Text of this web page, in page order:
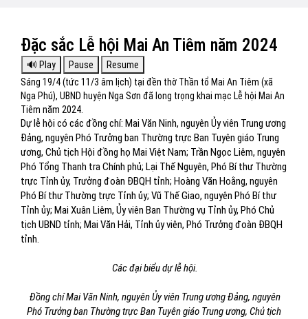
Đặc sắc Lễ hội Mai An Tiêm năm 2024
Sáng 19/4 (tức 11/3 âm lịch) tại đền thờ Thần tổ Mai An Tiêm (xã
Nga Phú), UBND huyện Nga Sơn đã long trọng khai mạc Lễ hội Mai An
Tiêm năm 2024.
Dự lễ hội có các đồng chí: Mai Văn Ninh, nguyên Ủy viên Trung ương
Đảng, nguyên Phó Trưởng ban Thường trực Ban Tuyên giáo Trung
ương, Chủ tịch Hội đồng họ Mai Việt Nam; Trần Ngọc Liêm, nguyên
Phó Tổng Thanh tra Chính phủ; Lại Thế Nguyên, Phó Bí thư Thường
trực Tỉnh ủy, Trưởng đoàn ĐBQH tỉnh; Hoàng Văn Hoằng, nguyên
Phó Bí thư Thường trực Tỉnh ủy; Vũ Thế Giao, nguyên Phó Bí thư
Tỉnh ủy; Mai Xuân Liêm, Ủy viên Ban Thường vụ Tỉnh ủy, Phó Chủ
tịch UBND tỉnh; Mai Văn Hải, Tỉnh ủy viên, Phó Trưởng đoàn ĐBQH
tỉnh.
Các đại biểu dự lễ hội.
Đồng chí Mai Văn Ninh, nguyên Ủy viên Trung ương Đảng, nguyên
Phó Trưởng ban Thường trực Ban Tuyên giáo Trung ương, Chủ tịch